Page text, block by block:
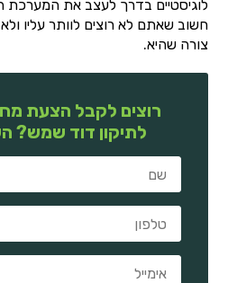
לוגיסטיים בדרך לעצב את
חשוב שאתם לא רוצים לוותר עליו
צורה שהיא.
רוצים לקבל הצעת
לתיקון דוד שמש?